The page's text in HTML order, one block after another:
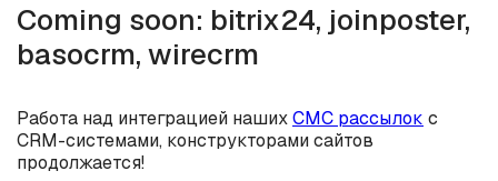
Coming soon: bitrix24, joinposter,
basocrm, wirecrm
Работа над интеграцией нашихСМС рассылок с
CRM-системами, конструкторами сайтов
продолжается!